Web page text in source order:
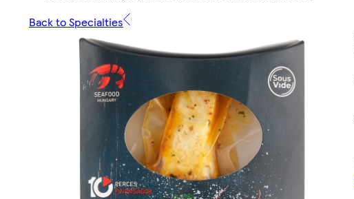
Back to Specialties